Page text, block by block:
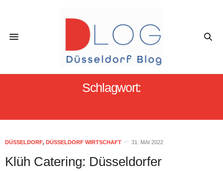
Schlagwort:
DÜSSELDORF, DÜSSELDORF WIRTSCHAFT 31. MAI 2022
Klüh Catering: Düsseldorfer